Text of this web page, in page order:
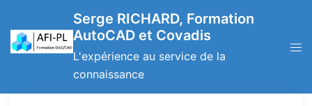
au
contenu
Serge RICHARD, Formation
AutoCAD et Covadis
L'expérience au service de la
connaissance